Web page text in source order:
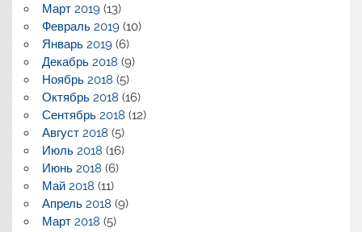
Март 2019(13)
Февраль 2019(10)
Январь 2019(6)
Декабрь 2018 (9)
Ноябрь 2018 (5)
Октябрь 2018 (16)
Сентябрь 2018 (12)
Август 2018 (5)
Июль 2018 (16)
Июнь 2018 (6)
Май 2018 (11)
Апрель 2018 (9)
Март 2018 (5)